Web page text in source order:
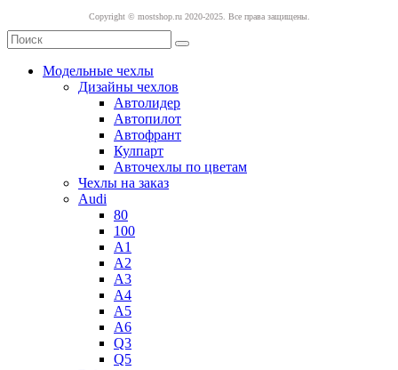
Copyright © mostshop.ru 2020-2025. Все права защищены.
Модельные чехлы
Дизайны чехлов
Автолидер
Автопилот
Автофрант
Кулпарт
Авточехлы по цветам
Чехлы на заказ
Audi
80
100
A1
A2
A3
A4
A5
A6
Q3
Q5